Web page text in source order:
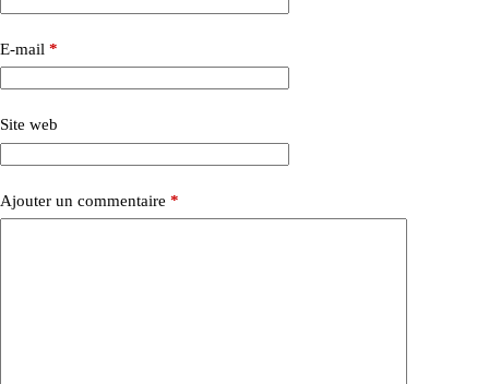
E-mail *
Site web
Ajouter un commentaire *